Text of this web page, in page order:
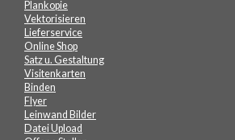
Plankopie
Vektorisieren
Lieferservice
Online Shop
Satz u. Gestaltung
Visitenkarten
Binden
Flyer
Leinwand Bilder
Datei Upload